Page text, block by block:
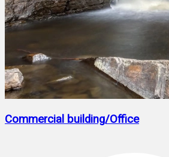
Commercial building/Office